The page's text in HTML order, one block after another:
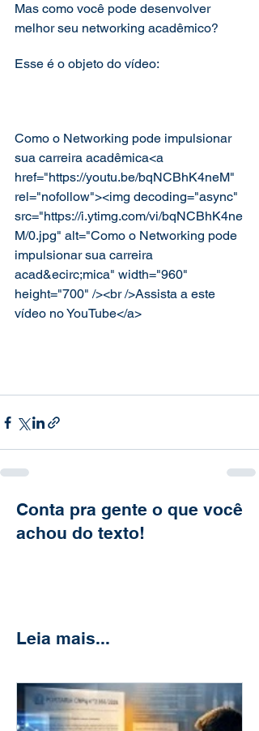
Mas como você pode desenvolver
melhor seu networking acadêmico?
Esse é o objeto do vídeo:
Como o Networking pode impulsionar
sua carreira acadêmica<a
href="https://youtu.be/bqNCBhK4neM"
rel="nofollow"><img decoding="async"
src="https://i.ytimg.com/vi/bqNCBhK4ne
M/0.jpg" alt="Como o Networking pode
impulsionar sua carreira
acad&ecirc;mica" width="960"
height="700" /><br />Assista a este
vídeo no YouTube</a>
Conta pra gente o que você
achou do texto!
Leia mais...